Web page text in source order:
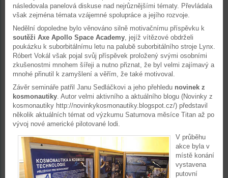
následovala panelová diskuse nad nejrůznějšími tématy. Převládala
však zejména témata vzájemné spolupráce a jejího rozvoje.
Nedělní dopoledne bylo věnováno silně motivačnímu příspěvku k
soutěži Axe Apollo Space Academy , jejíž vítězové obdrželi
poukázku k suborbitálnímu letu na palubě suborbitálního stroje Lynx.
Róbert Vokál však pojal svůj příspěvek proložený svými osobními
zkušenostmi mnohem šířeji a nutno přiznat, že byl velmi zajímavý a
mnohé přinutil k zamyšlení a věřím, že také motivoval.
Závěr semináře patřil Janu Sedláčkovi a jeho přehledu novinek z
kosmonautiky . Autor velmi aktivního a aktuálního blogu (Novinky z
kosmonautiky http://novinkykosmonautiky.blogspot.cz/) představil
několik aktuálních témat od výzkumu Saturnova měsíce Titan až po
vývoj nové americké pilotované lodi.
V průběhu
akce byla v
místě konání
vystavena
putovní